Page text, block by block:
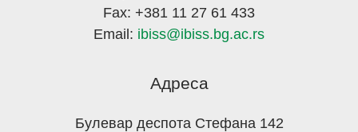
Fax: +381 11 27 61 433
Email: ibiss@ibiss.bg.ac.rs
Адреса
Булевар деспота Стефана 142